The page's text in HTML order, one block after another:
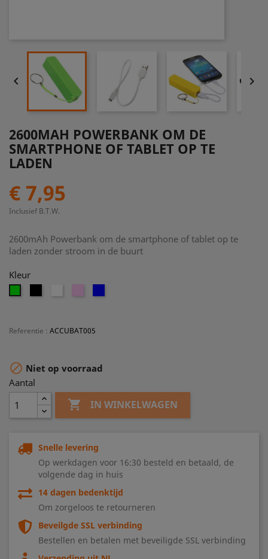
 
2600MAH POWERBANK OM DE
SMARTPHONE OF TABLET OP TE
LADEN
€ 7,95
Inclusief B.T.W.
2600mAh Powerbank om de smartphone of tablet op te
laden zonder stroom in de buurt
Kleur
Referentie : ACCUBAT005
 Niet op voorraad
Aantal
 IN WINKELWAGEN
Snelle levering
Op werkdagen voor 16:30 besteld en betaald, de
volgende dag in huis
14 dagen bedenktijd
Om zorgeloos te retourneren
Beveilgde SSL verbinding
Bestellen en betalen met beveiligde SSL verbinding